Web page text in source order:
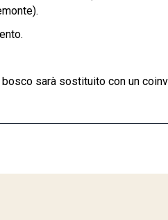
sarà sostituito con un